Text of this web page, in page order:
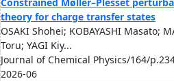
theory for charge transfer states
OSAKI Shohei; KOBAYASHI Masato;
Toru; YAGI Kiy...
Journal of Chemical Physics/164/
2026-06